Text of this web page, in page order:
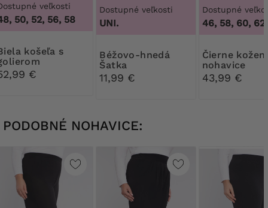
veľkosti
50, 52, 56, 58
s
€
Dostupné veľkosti
UNI.
Béžovo-hnedá
Šatka
11,99 €
Dostupné
46, 58, 60, 62
Čierne kožené
nohavice
43,99 €
PODOBNÉ NOHAVICE: